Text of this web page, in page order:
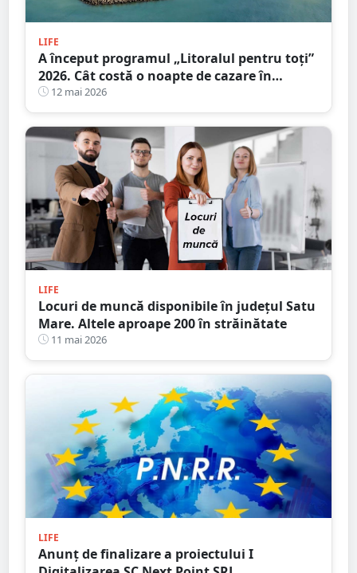
LIFE
A început programul „Litoralul pentru toţi”
2026. Cât costă o noapte de cazare în
principalele stațiuni de la Marea Neagră
12 mai 2026
LIFE
Locuri de muncă disponibile în județul Satu
Mare. Altele aproape 200 în străinătate
11 mai 2026
LIFE
Anunț de finalizare a proiectului I